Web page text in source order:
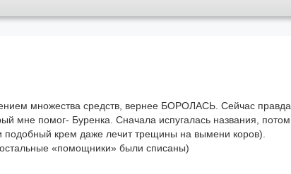
множества средств, вернее БОРОЛАСЬ. Сейчас правда
мне помог- Буренка. Сначала испугалась названия, потом
подобный крем даже лечит трещины на вымени коров).
«помощники» были списаны)